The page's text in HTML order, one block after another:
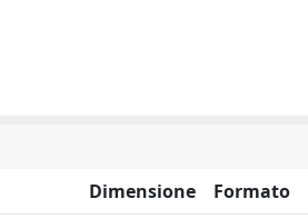
Dimensione
Formato